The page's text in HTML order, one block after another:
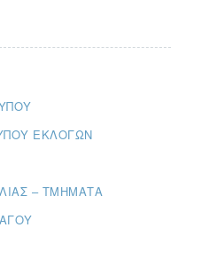
ΕΚΛΟΓΏΝ
– ΤΜΉΜΑΤΑ